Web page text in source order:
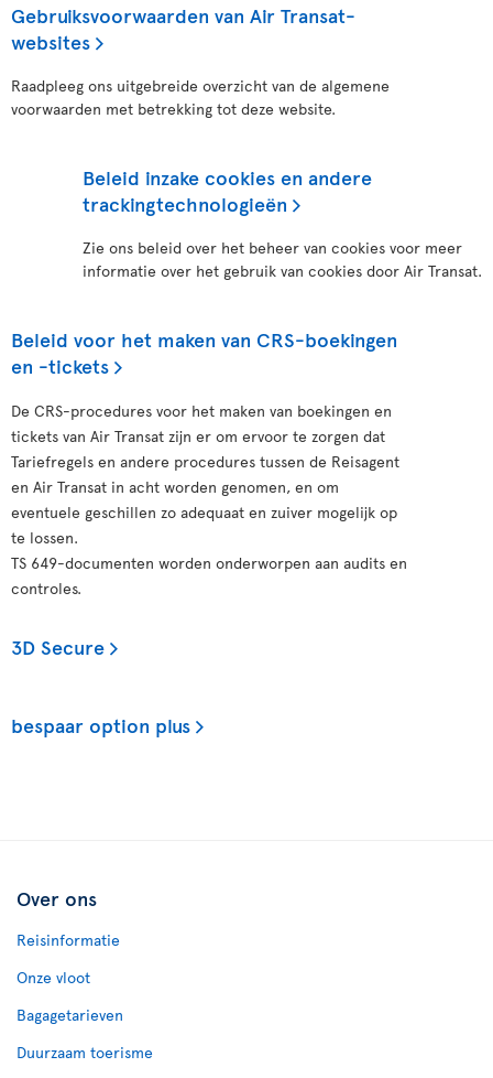
Gebruiksvoorwaarden van Air Transat-
websites
Raadpleeg ons uitgebreide overzicht van de algemene
voorwaarden met betrekking tot deze website.
Beleid inzake cookies en andere
trackingtechnologieën
Zie ons beleid over het beheer van cookies voor meer
informatie over het gebruik van cookies door Air Transat.
Beleid voor het maken van CRS-boekingen
en -tickets
De CRS-procedures voor het maken van boekingen en
tickets van Air Transat zijn er om ervoor te zorgen dat
Tariefregels en andere procedures tussen de Reisagent
en Air Transat in acht worden genomen, en om
eventuele geschillen zo adequaat en zuiver mogelijk op
te lossen.
TS 649-documenten worden onderworpen aan audits en
controles.
3D Secure
bespaar option plus
Over ons
Reisinformatie
Onze vloot
Bagagetarieven
Duurzaam toerisme